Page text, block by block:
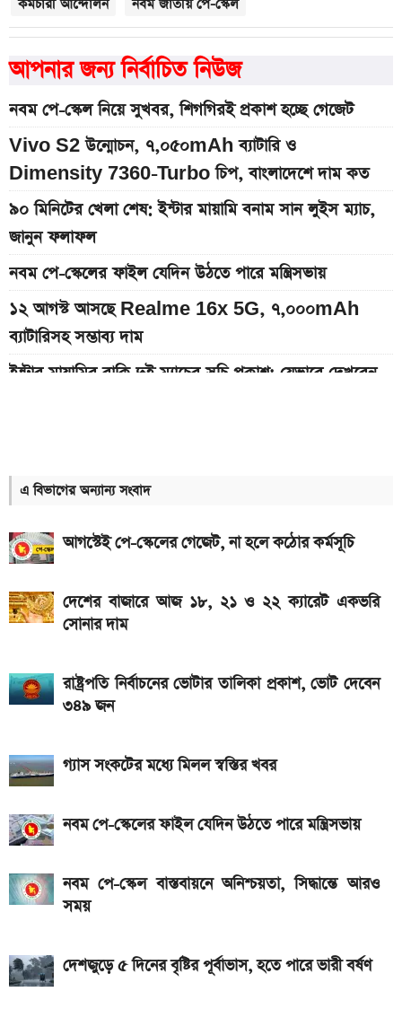
কর্মচারী আন্দোলন নবম জাতীয় পে-স্কেল
আপনার জন্য নির্বাচিত নিউজ
নবম পে-স্কেল নিয়ে সুখবর, শিগগিরই প্রকাশ হচ্ছে গেজেট
Vivo S2 উন্মোচন, ৭,০৫০mAh ব্যাটারি ও
Dimensity 7360-Turbo চিপ, বাংলাদেশে দাম কত
৯০ মিনিটের খেলা শেষ: ইন্টার মায়ামি বনাম সান লুইস ম্যাচ,
জানুন ফলাফল
নবম পে-স্কেলের ফাইল যেদিন উঠতে পারে মন্ত্রিসভায়
১২ আগস্ট আসছে Realme 16x 5G, ৭,০০০mAh
ব্যাটারিসহ সম্ভাব্য দাম
ইন্টার মায়ামির বাকি দুই ম্যাচের সূচি প্রকাশ; যেভাবে দেখবেন
আজকের স্বর্ণের বাজারদর: ০৬ আগস্ট ২০২৬
এসএসসি ও সমমানের ফল কবে জানাল শিক্ষা বোর্ড
নতুন পে-স্কেল কার্যকর হলে যেভাবে বকেয়া বেতন পাবেন
সরকারি চাকরিজীবীরা
আজ ৪ ঘণ্টা বিদ্যুৎ থাকবে না যেসব এলাকায়, আগেই জেনে নিন
আজকের স্বর্ণের বাজারদর: ০৭ আগস্ট ২০২৬
দেশে আজ একভরি ২১ ক্যারেট স্বর্ণের দাম
এ বিভাগের অন্যান্য সংবাদ
আগস্টেই পে-স্কেলের গেজেট, না হলে কঠোর কর্মসূচি
দেশের বাজারে আজ ১৮, ২১ ও ২২ ক্যারেট একভরি
সোনার দাম
রাষ্ট্রপতি নির্বাচনের ভোটার তালিকা প্রকাশ, ভোট দেবেন
৩৪৯ জন
গ্যাস সংকটের মধ্যে মিলল স্বস্তির খবর
নবম পে-স্কেলের ফাইল যেদিন উঠতে পারে মন্ত্রিসভায়
নবম পে-স্কেল বাস্তবায়নে অনিশ্চয়তা, সিদ্ধান্তে আরও
সময়
দেশজুড়ে ৫ দিনের বৃষ্টির পূর্বাভাস, হতে পারে ভারী বর্ষণ